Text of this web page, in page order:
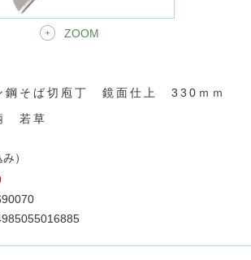
ZOOM
鋼そば切庖丁 鏡面仕上 330ｍｍ
若草
）